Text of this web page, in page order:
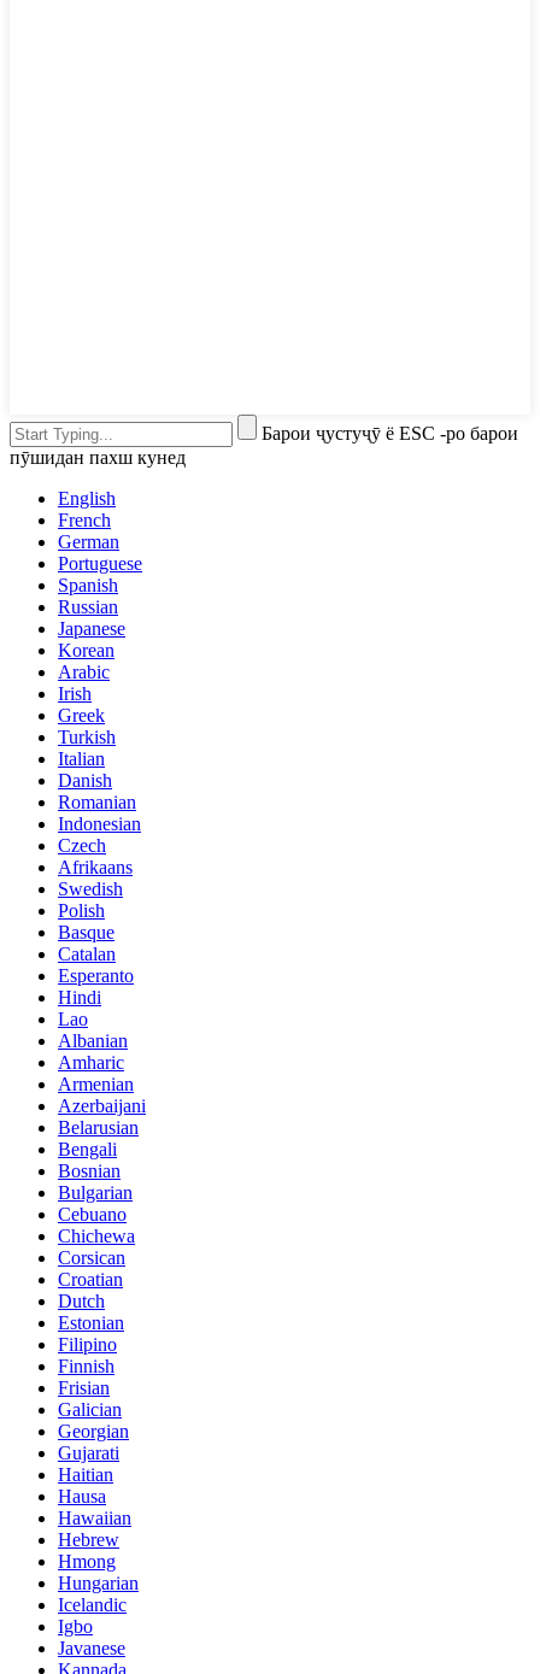
Барои ҷустуҷӯ ё ESC -ро барои
пӯшидан пахш кунед
English
French
German
Portuguese
Spanish
Russian
Japanese
Korean
Arabic
Irish
Greek
Turkish
Italian
Danish
Romanian
Indonesian
Czech
Afrikaans
Swedish
Polish
Basque
Catalan
Esperanto
Hindi
Lao
Albanian
Amharic
Armenian
Azerbaijani
Belarusian
Bengali
Bosnian
Bulgarian
Cebuano
Chichewa
Corsican
Croatian
Dutch
Estonian
Filipino
Finnish
Frisian
Galician
Georgian
Gujarati
Haitian
Hausa
Hawaiian
Hebrew
Hmong
Hungarian
Icelandic
Igbo
Javanese